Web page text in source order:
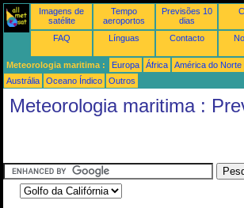
Imagens de
satélite
Tempo
aeroportos
Previsões 10
dias
FAQ Línguas Contacto
Meteorologia maritima : Europa África América do Norte
Austrália
Oceano Índico Outros
Meteorologia maritima :